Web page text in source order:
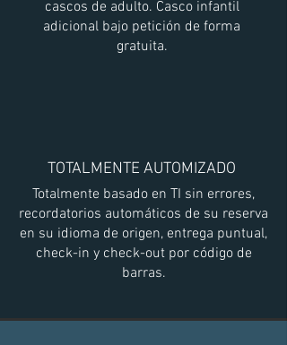
cascos de adulto. Casco infantil
adicional bajo petición de forma
gratuita.
TOTALMENTE AUTOMIZADO
Totalmente basado en TI sin errores,
recordatorios automáticos de su reserva
en su idioma de origen, entrega puntual,
check-in y check-out por código de
barras.